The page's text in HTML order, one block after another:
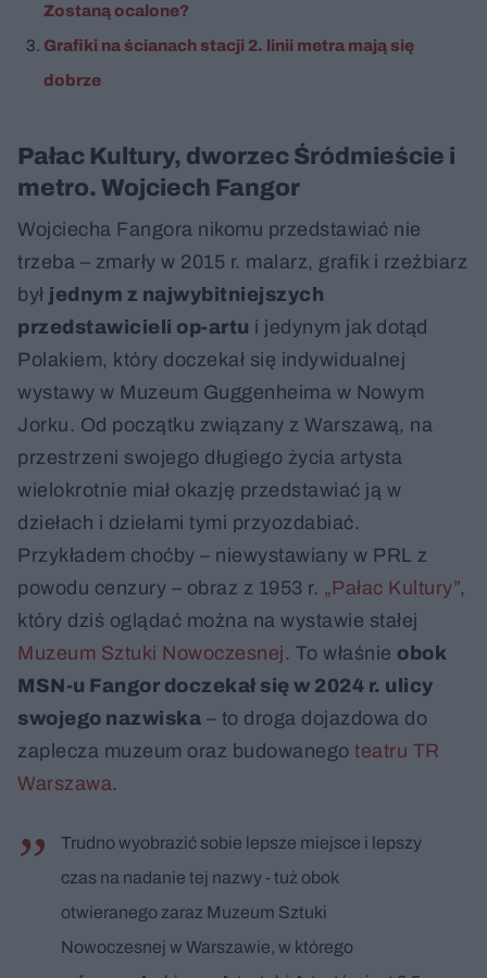
Zostaną ocalone?
Grafiki na ścianach stacji 2. linii metra mają się
dobrze
Pałac Kultury, dworzec Śródmieście i
metro. Wojciech Fangor
Wojciecha Fangora nikomu przedstawiać nie
trzeba – zmarły w 2015 r. malarz, grafik i rzeźbiarz
był jednym z najwybitniejszych
przedstawicieli op-artu i jedynym jak dotąd
Polakiem, który doczekał się indywidualnej
wystawy w Muzeum Guggenheima w Nowym
Jorku. Od początku związany z Warszawą, na
przestrzeni swojego długiego życia artysta
wielokrotnie miał okazję przedstawiać ją w
dziełach i dziełami tymi przyozdabiać.
Przykładem choćby – niewystawiany w PRL z
powodu cenzury – obraz z 1953 r. „Pałac Kultury”,
który dziś oglądać można na wystawie stałej
Muzeum Sztuki Nowoczesnej . To właśnie obok
MSN-u Fangor doczekał się w 2024 r. ulicy
swojego nazwiska – to droga dojazdowa do
zaplecza muzeum oraz budowanego teatru TR
Warszawa.
Trudno wyobrazić sobie lepsze miejsce i lepszy
czas na nadanie tej nazwy - tuż obok
otwieranego zaraz Muzeum Sztuki
Nowoczesnej w Warszawie, w którego